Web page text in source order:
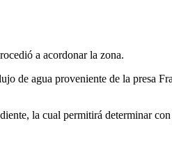
a acordonar la zona.
de agua proveniente de la presa
la cual permitirá determinar